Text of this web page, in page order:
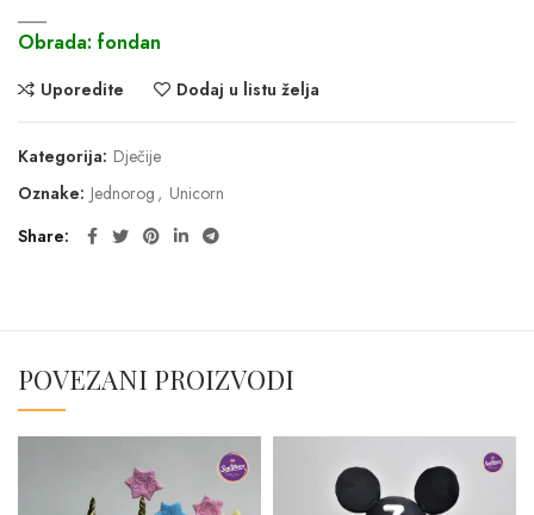
Obrada: fondan
Uporedite Dodaj u listu želja
Kategorija: Dječije
Oznake: Jednorog , Unicorn
Share
POVEZANI PROIZVODI